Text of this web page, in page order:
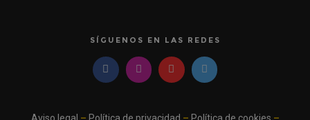
SÍGUENOS EN LAS REDES